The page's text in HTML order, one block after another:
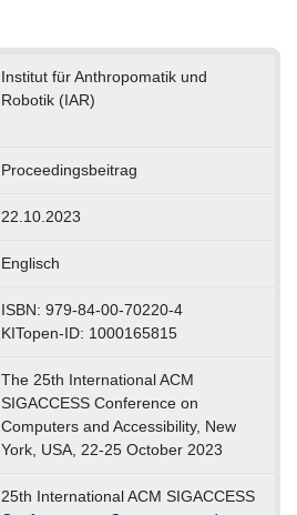
Institut für Anthropomatik und
Robotik (IAR)
Proceedingsbeitrag
22.10.2023
Englisch
ISBN: 979-84-00-70220-4
KITopen-ID: 1000165815
The 25th International ACM
SIGACCESS Conference on
Computers and Accessibility, New
York, USA, 22-25 October 2023
25th International ACM SIGACCESS